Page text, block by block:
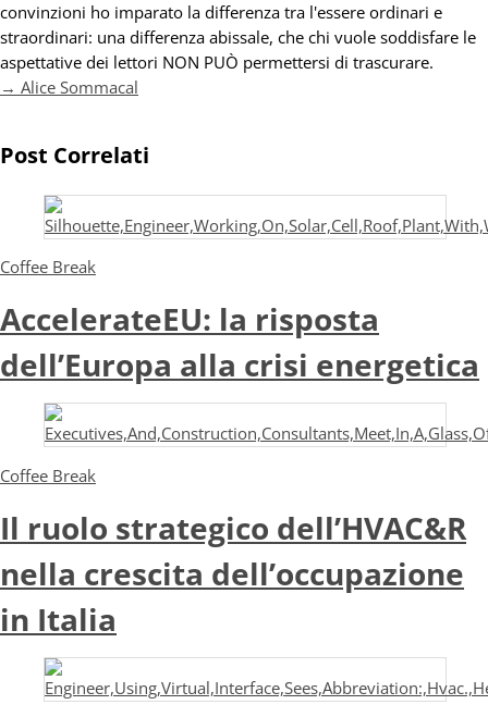
convinzioni ho imparato la differenza tra l'essere ordinari e
straordinari: una differenza abissale, che chi vuole soddisfare le
aspettative dei lettori NON PUÒ permettersi di trascurare.
→ Alice Sommacal
Post Correlati
Coffee Break
AccelerateEU: la risposta
dell’Europa alla crisi energetica
Coffee Break
Il ruolo strategico dell’HVAC&R
nella crescita dell’occupazione
in Italia